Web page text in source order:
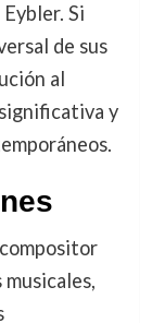
Si
de sus
al
y